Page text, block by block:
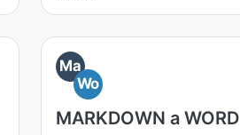
Ma
Wo
MARKDOWN a WORD